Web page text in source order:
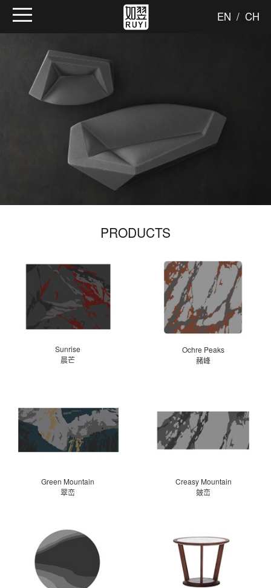
EN / CH
PRODUCTS
Sunrise
晨芒
Ochre Peaks
赭峰
Green Mountain
翠峦
Creasy Mountain
皴峦